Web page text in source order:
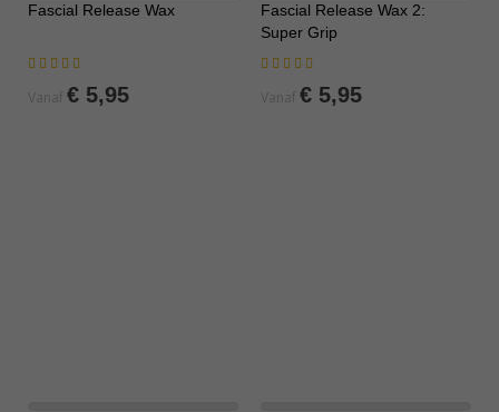
Fascial Release Wax
Waardering:
Vanaf € 5,95
Fascial Release Wax 2:
Super Grip
Waardering:
Vanaf € 5,95